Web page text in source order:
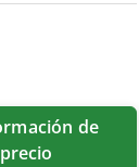
depósito
HSK 63
precio